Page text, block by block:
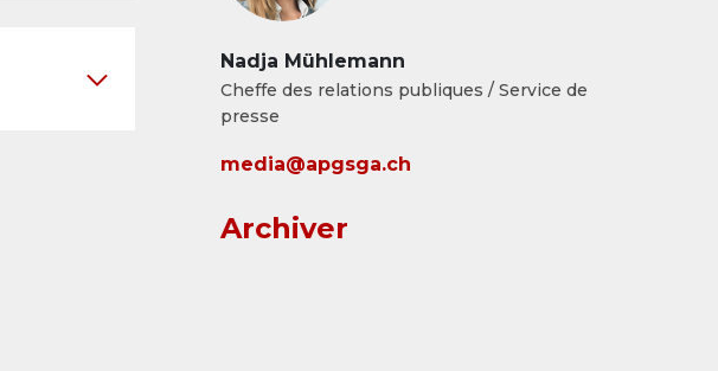
Nadja Mühlemann
Cheffe des relations publiques / Service de
presse
media@apgsga.ch
Archiver